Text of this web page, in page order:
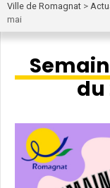
Ville de Romagnat >
mai
du